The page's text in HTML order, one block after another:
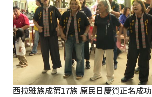
西拉雅族成第17族 原民日慶賀正名成功